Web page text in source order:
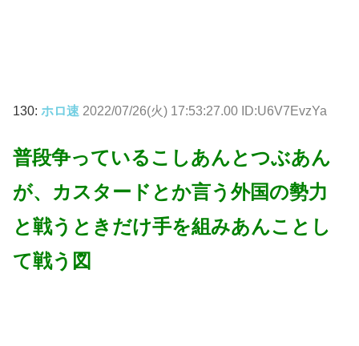
130: ホロ速 2022/07/26(火) 17:53:27.00 ID:U6V7EvzYa
普段争っているこしあんとつぶあん
が、カスタードとか言う外国の勢力
と戦うときだけ手を組みあんことし
て戦う図